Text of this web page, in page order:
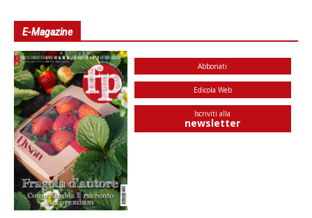
E-Magazine
Abbonati
Edicola Web
Iscriviti alla
newsletter